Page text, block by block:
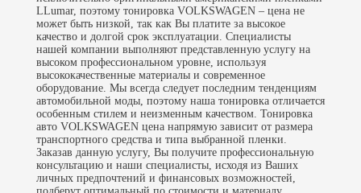
LLumar, поэтому тонировка VOLKSWAGEN – цена не
может быть низкой, так как Вы платите за высокое
качество и долгой срок эксплуатации. Специалисты
нашей компании выполняют представленную услугу на
высоком профессиональном уровне, используя
высококачественные материалы и современное
оборудование. Мы всегда следует последним тенденциям
автомобильной моды, поэтому наша тонировка отличается
особенным стилем и неизменным качеством. Тонировка
авто VOLKSWAGEN цена напрямую зависит от размера
транспортного средства и типа выбранной пленки.
Заказав данную услугу, Вы получите профессиональную
консультацию и наши специалисты, исходя из Ваших
личных предпочтений и финансовых возможностей,